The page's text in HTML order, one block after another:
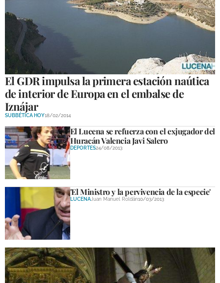
El GDR impulsa la primera estación naútica
de interior de Europa en el embalse de
Iznájar
SUBBÉTICA HOY18/02/2014
El Lucena se refuerza con el exjugador del
Huracán Valencia Javi Salero
DEPORTES24/08/2013
'El Ministro y la pervivencia de la especie'
LUCENAJuan Manuel Roldán10/03/2013